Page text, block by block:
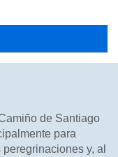
de Santiago
para
y, al